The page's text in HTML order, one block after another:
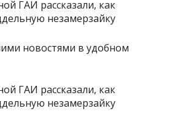
новостями в удобном